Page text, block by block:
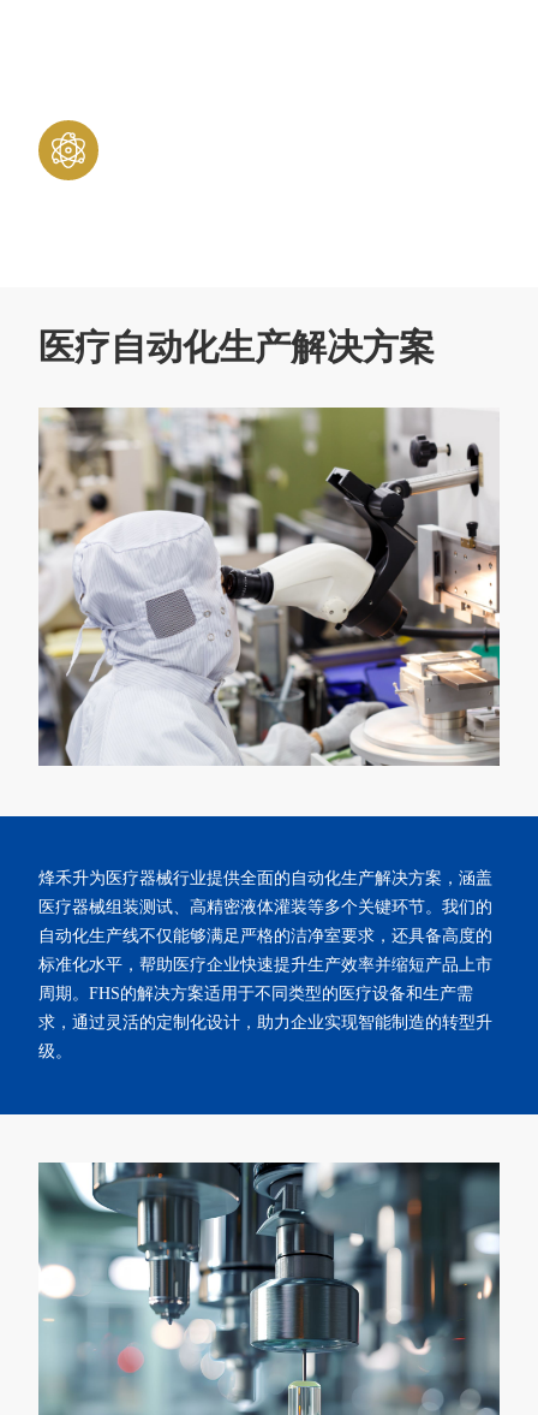
烽禾升为医疗器械行业提供全面的自动化生产解决方案，涵盖
医疗器械组装测试、高精密液体灌装等多个关键环节。我们的
自动化生产线不仅能够满足严格的洁净室要求，还具备高度的
标准化水平，帮助医疗企业快速提升生产效率并缩短产品上市
周期。FHS的解决方案适用于不同类型的医疗设备和生产需
求，通过灵活的定制化设计，助力企业实现智能制造的转型升
级。
医疗自动化生产解决方案